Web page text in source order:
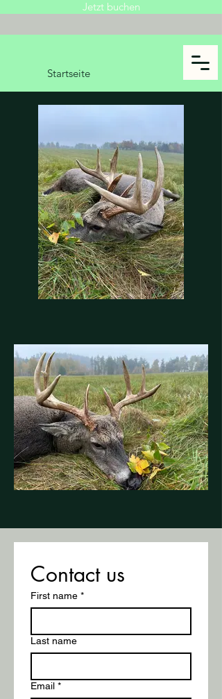
Jetzt buchen
Startseite
Contact us
First name *
Last name
Email *